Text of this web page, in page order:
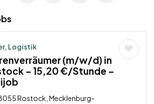
Logistik
(m/w/d) in
– 15,20 €/Stunde –
Rostock, Mecklenburg-